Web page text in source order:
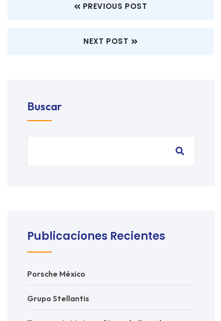
PREVIOUS POST
NEXT POST
Buscar
Publicaciones Recientes
Porsche México
Grupo Stellantis